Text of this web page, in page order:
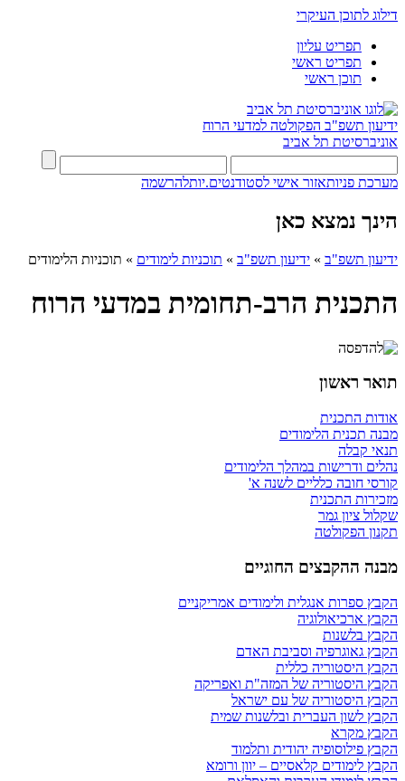
דילוג לתוכן העיקרי
תפריט עליון
תפריט ראשי
תוכן ראשי
ידיעון תשפ"ב הפקולטה למדעי הרוח
אוניברסיטת תל אביב
מערכת פניותאזור אישי לסטודנטים.יותלהרשמה
הינך נמצא כאן
ידיעון תשפ"ב » ידיעון תשפ"ב » תוכניות לימודים » תוכניות הלימודים
התכנית הרב-תחומית במדעי הרוח
תואר ראשון
אודות התכנית
מבנה תכנית הלימודים
תנאי קבלה
נהלים ודרישות במהלך הלימודים
קורסי חובה כלליים לשנה א'
מזכירות התכנית
שקלול ציון גמר
תקנון הפקולטה
מבנה ההקבצים החוגיים
הקבץ ספרות אנגלית ולימודים אמריקניים
הקבץ ארכיאולוגיה
הקבץ בלשנות
הקבץ גאוגרפיה וסביבת האדם
הקבץ היסטוריה כללית
הקבץ היסטוריה של המזה"ת ואפריקה
הקבץ היסטוריה של עם ישראל
הקבץ לשון העברית ובלשנות שמית
הקבץ מקרא
הקבץ פילוסופיה יהודית ותלמוד
הקבץ לימודים קלאסיים – יוון ורומא